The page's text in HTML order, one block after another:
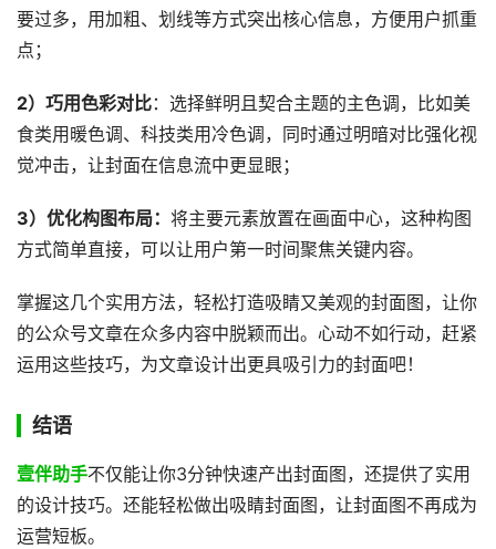
要过多，用加粗、划线等方式突出核心信息，方便用户抓重
点；
2）巧用色彩对比：选择鲜明且契合主题的主色调，比如美
食类用暖色调、科技类用冷色调，同时通过明暗对比强化视
觉冲击，让封面在信息流中更显眼；
3）优化构图布局： 将主要元素放置在画面中心，这种构图
方式简单直接，可以让用户第一时间聚焦关键内容。
掌握这几个实用方法，轻松打造吸睛又美观的封面图，让你
的公众号文章在众多内容中脱颖而出。心动不如行动，赶紧
运用这些技巧，为文章设计出更具吸引力的封面吧！
结语
壹伴助手不仅能让你3分钟快速产出封面图，还提供了实用
的设计技巧。还能轻松做出吸睛封面图，让封面图不再成为
运营短板。